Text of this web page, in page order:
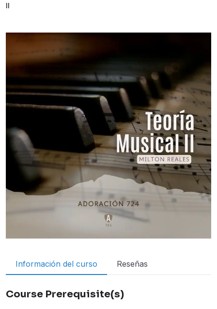
II
Información del curso Reseñas
Course Prerequisite(s)